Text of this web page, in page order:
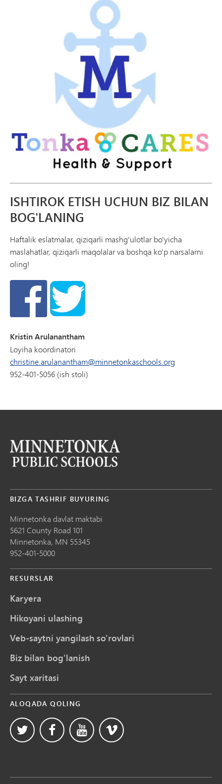
ISHTIROK ETISH UCHUN BIZ BILAN
BOG'LANING
Haftalik eslatmalar, qiziqarli mashg'ulotlar bo'yicha
maslahatlar, qiziqarli maqolalar va boshqa ko'p narsalarni
oling!
Kristin Arulanantham
Loyiha koordinatori
christine.arulanantham@minnetonkaschools.org
952-401-5056 (ish stoli)
BIZGA TASHRIF BUYURING
Minnetonka davlat maktabi
5621 County Road 101
Minnetonka, MN 55345
952-401-5000
RESURSLAR
Karyera
Hikoyani ulashing
Veb-saytni yangilash so'rovlari
Biz bilan bog'lanish
Sayt xaritasi
ALOQADA QOLING